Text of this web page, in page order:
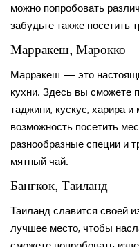
можно попробовать
забудьте также посетить
Марракеш, Марокко
Марракеш — это
кухни. Здесь вы сможете
таджини, кускус, харира и
возможность посетить
разнообразные специи и
мятный чай.
Бангкок, Таиланд
Таиланд славится своей
лучшее место, чтобы